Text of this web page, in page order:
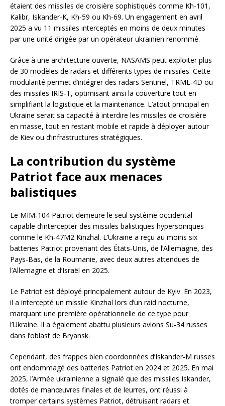
étaient des missiles de croisière sophistiqués comme Kh‑101,
Kalibr, Iskander‑K, Kh‑59 ou Kh‑69. Un engagement en avril
2025 a vu 11 missiles interceptés en moins de deux minutes
par une unité dirigée par un opérateur ukrainien renommé.
Grâce à une architecture ouverte, NASAMS peut exploiter plus
de 30 modèles de radars et différents types de missiles. Cette
modularité permet d’intégrer des radars Sentinel, TRML‑4D ou
des missiles IRIS‑T, optimisant ainsi la couverture tout en
simplifiant la logistique et la maintenance. L’atout principal en
Ukraine serait sa capacité à interdire les missiles de croisière
en masse, tout en restant mobile et rapide à déployer autour
de Kiev ou d’infrastructures stratégiques.
La contribution du système
Patriot face aux menaces
balistiques
Le MIM‑104 Patriot demeure le seul système occidental
capable d’intercepter des missiles balistiques hypersoniques
comme le Kh‑47M2 Kinzhal. L’Ukraine a reçu au moins six
batteries Patriot provenant des États‑Unis, de l’Allemagne, des
Pays‑Bas, de la Roumanie, avec deux autres attendues de
l’Allemagne et d’Israël en 2025.
Le Patriot est déployé principalement autour de Kyiv. En 2023,
il a intercepté un missile Kinzhal lors d’un raid nocturne,
marquant une première opérationnelle de ce type pour
l’Ukraine. Il a également abattu plusieurs avions Su‑34 russes
dans l’oblast de Bryansk.
Cependant, des frappes bien coordonnées d’Iskander‑M russes
ont endommagé des batteries Patriot en 2024 et 2025. En mai
2025, l’Armée ukrainienne a signalé que des missiles Iskander,
dotés de manœuvres finales et de leurres, ont réussi à
tromper certains systèmes Patriot, détruisant radars et